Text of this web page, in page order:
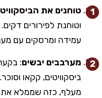
טוחנים את
וטוחנת לפירורים
עמידה ומרסקים עם
מערבבים יבשים:
ביסקוויטים, קקאו
מעלף, כזה שממלא